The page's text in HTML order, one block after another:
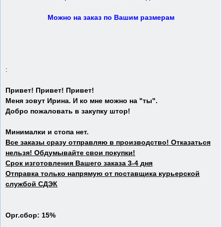
Можно на заказ по Вашим размерам
:
Привет! Привет! Привет!
Меня зовут Ирина. И ко мне можно на "ты".
Добро пожаловать в закупку штор!
Минималки и стопа нет.
Все заказы сразу отправляю в производство! Отказаться
нельзя! Обдумывайте свои покупки!
Срок изготовления Вашего заказа 3-4 дня
Отправка только напрямую от поставщика курьерской
службой СДЭК
Орг.сбор: 15%